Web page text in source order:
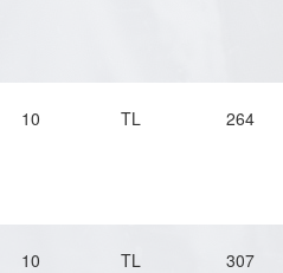
10 TL 264
10 TL 307